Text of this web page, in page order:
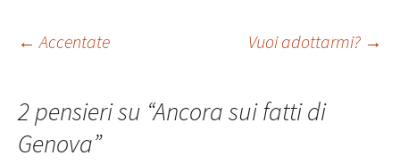
Navigazione
articolo
← Accentate Vuoi adottarmi? →
2 pensieri su “Ancora sui fatti di
Genova”